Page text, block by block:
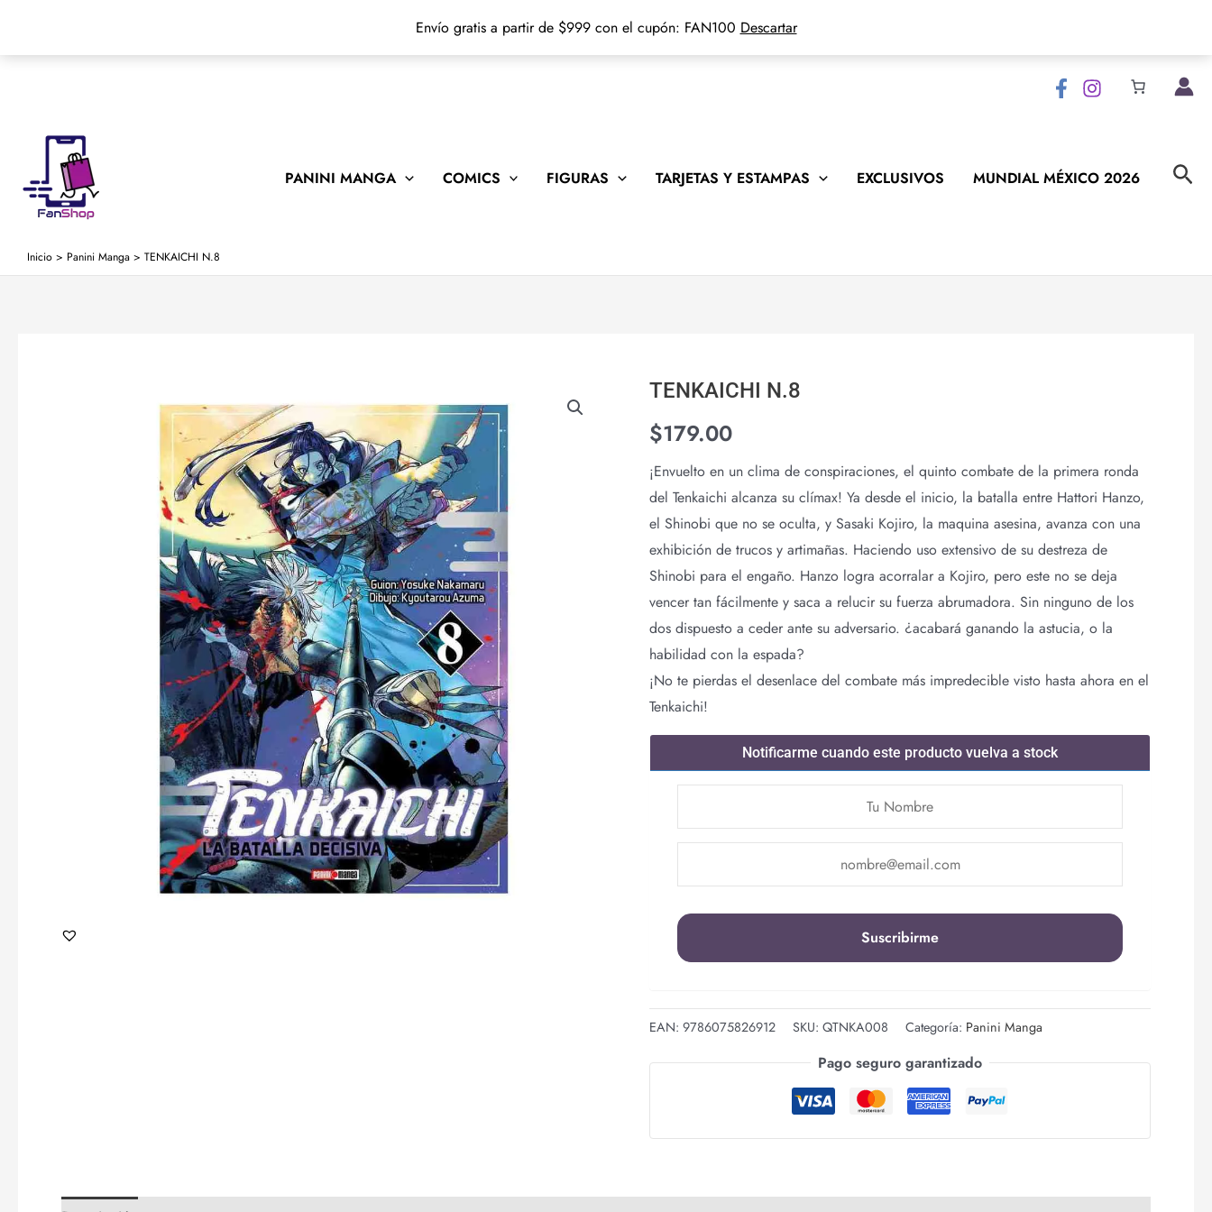
Envío gratis a partir de $999 con el cupón: FAN100 Descartar
PANINI MANGA COMICS FIGURAS TARJETAS Y ESTAMPAS EXCLUSIVOS MUNDIAL MÉXICO 2026
Inicio > Panini Manga > TENKAICHI N.8
TENKAICHI N.8
$179.00
¡Envuelto en un clima de conspiraciones, el quinto combate de la primera ronda
del Tenkaichi alcanza su clímax! Ya desde el inicio, la batalla entre Hattori Hanzo,
el Shinobi que no se oculta, y Sasaki Kojiro, la maquina asesina, avanza con una
exhibición de trucos y artimañas. Haciendo uso extensivo de su destreza de
Shinobi para el engaño. Hanzo logra acorralar a Kojiro, pero este no se deja
vencer tan fácilmente y saca a relucir su fuerza abrumadora. Sin ninguno de los
dos dispuesto a ceder ante su adversario. ¿acabará ganando la astucia, o la
habilidad con la espada?
¡No te pierdas el desenlace del combate más impredecible visto hasta ahora en el
Tenkaichi!
Notificarme cuando este producto vuelva a stock
EAN:9786075826912 SKU:QTNKA008 Categoría: Panini Manga
Pago seguro garantizado